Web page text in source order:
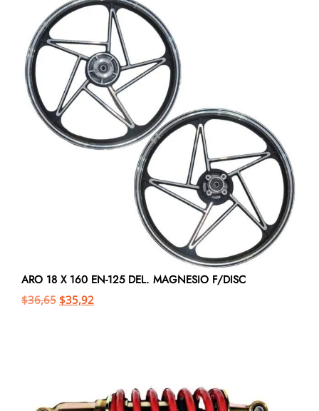
ARO 18 X 160 EN-125 DEL. MAGNESIO F/DISC
$36,65 $35,92